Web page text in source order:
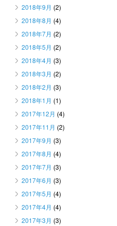
2018年9月 (2)
2018年8月 (4)
2018年7月 (2)
2018年5月 (2)
2018年4月 (3)
2018年3月 (2)
2018年2月 (3)
2018年1月 (1)
2017年12月 (4)
2017年11月 (2)
2017年9月 (3)
2017年8月 (4)
2017年7月 (3)
2017年6月 (3)
2017年5月 (4)
2017年4月 (4)
2017年3月 (3)